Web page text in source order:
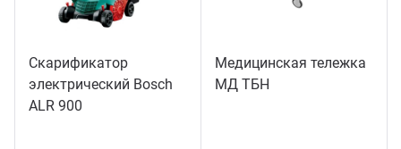
Скарификатор
электрический Bosch
ALR 900
Медицинская тележка
МД ТБН